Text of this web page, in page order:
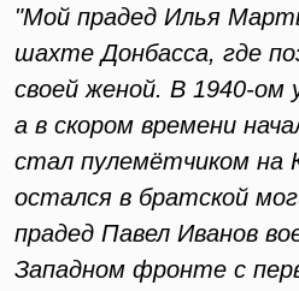
"Мой прадед Илья
шахте Донбасса, где
своей женой. В 1940-ом
а в скором времени
стал пулемётчиком на
остался в братской
прадед Павел Иванов
Западном фронте с